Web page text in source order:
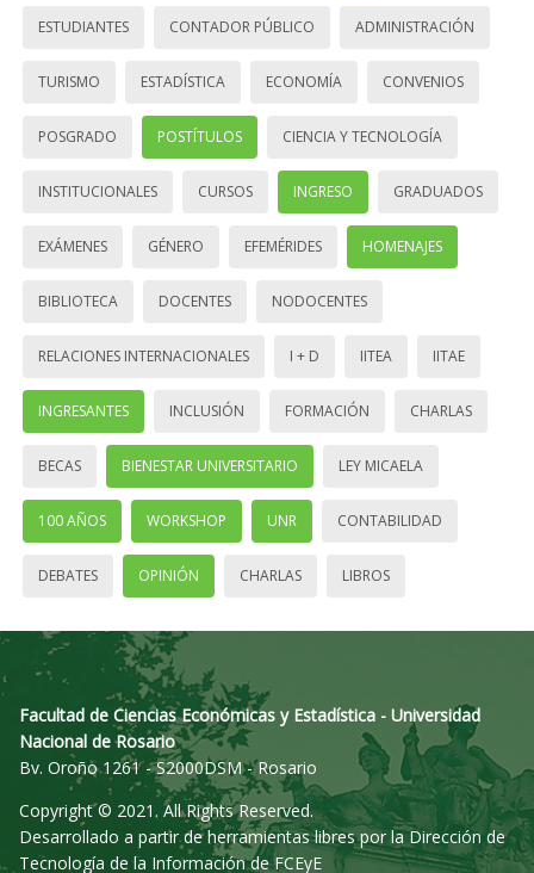
ESTUDIANTES CONTADOR PÚBLICO ADMINISTRACIÓN
TURISMO ESTADÍSTICA ECONOMÍA CONVENIOS
POSGRADO POSTÍTULOS CIENCIA Y TECNOLOGÍA
INSTITUCIONALES CURSOS INGRESO GRADUADOS
EXÁMENES GÉNERO EFEMÉRIDES HOMENAJES
BIBLIOTECA DOCENTES NODOCENTES
RELACIONES INTERNACIONALES I + D IITEA IITAE
INGRESANTES INCLUSIÓN FORMACIÓN CHARLAS
BECAS BIENESTAR UNIVERSITARIO LEY MICAELA
100 AÑOS WORKSHOP UNR CONTABILIDAD
DEBATES OPINIÓN CHARLAS LIBROS
Facultad de Ciencias Económicas y Estadística - Universidad
Nacional de Rosario
Bv. Oroño 1261 - S2000DSM - Rosario
Copyright © 2021. All Rights Reserved.
Desarrollado a partir de herramientas libres por la Dirección de
Tecnología de la Información de FCEyE